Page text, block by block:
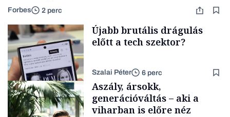
Forbes 2 perc
Újabb brutális drágulás
előtt a tech szektor?
Szalai Péter 6 perc
Aszály, ársokk,
generációváltás – aki a
viharban is előre néz